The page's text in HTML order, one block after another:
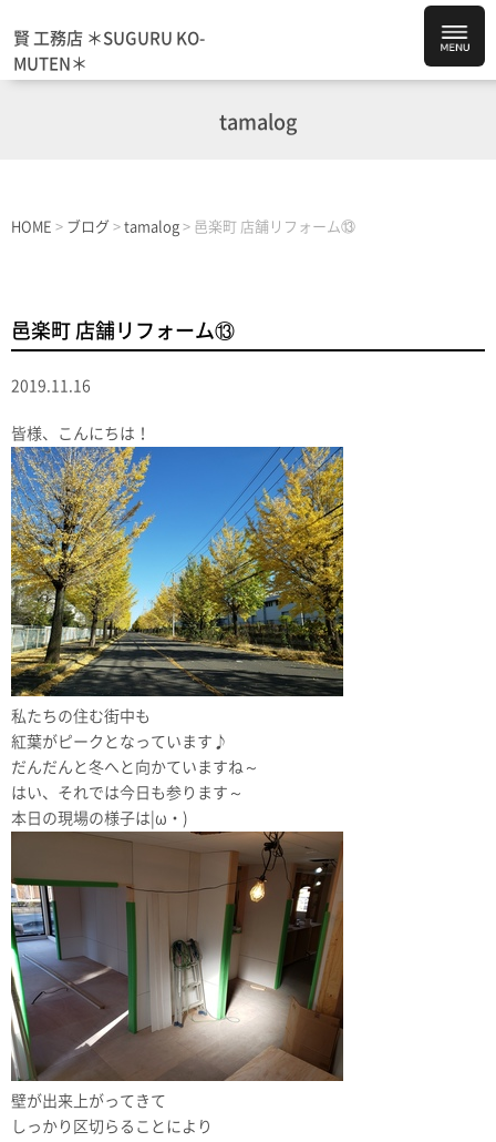
賢 工務店 ＊SUGURU KO-
MUTEN＊
tamalog
HOME > ブログ > tamalog > 邑楽町 店舗リフォーム⑬
邑楽町 店舗リフォーム⑬
2019.11.16
皆様、こんにちは！
私たちの住む街中も
紅葉がピークとなっています♪
だんだんと冬へと向かていますね～
はい、それでは今日も参ります～
本日の現場の様子は|ω・)
壁が出来上がってきて
しっかり区切らることにより